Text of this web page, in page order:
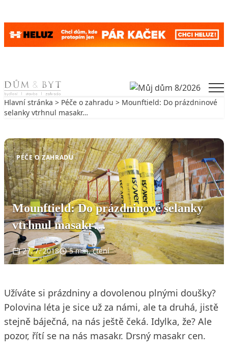
Skip to content
Hlavní stránka > Péče o zahradu > Mounftield: Do prázdninové
selanky vtrhnul masakr…
PÉČE O ZAHRADU
Mounftield: Do prázdninové selanky
vtrhnul masakr…
27. 7. 2018 5 min. čtení
Užíváte si prázdniny a dovolenou plnými doušky?
Polovina léta je sice už za námi, ale ta druhá, jistě
stejně báječná, na nás ještě čeká. Idylka, že? Ale
pozor, řítí se na nás masakr. Drsný masakr cen.